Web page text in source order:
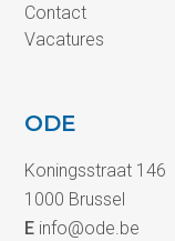
Contact
Vacatures
ODE
Koningsstraat 146
1000 Brussel
E info@ode.be